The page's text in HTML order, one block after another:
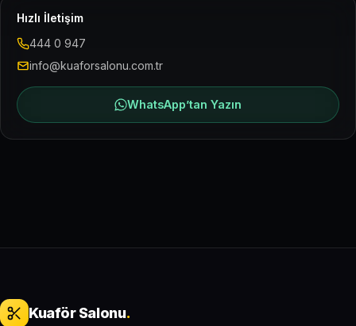
Hızlı İletişim
444 0 947
info@kuaforsalonu.com.tr
WhatsApp’tan Yazın
Kuaför Salonu.